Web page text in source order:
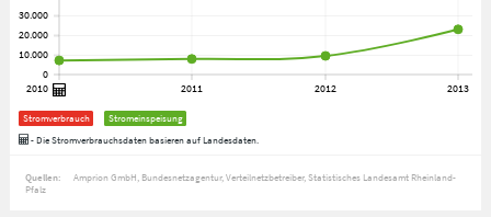
Stromverbrauch
Stromeinspeisung
- Die Stromverbrauchsdaten basieren auf Landesdaten.
Quellen: Amprion GmbH Bundesnetzagentur Verteilnetzbetreiber Statistisches Landesamt Rheinland-
Pfalz